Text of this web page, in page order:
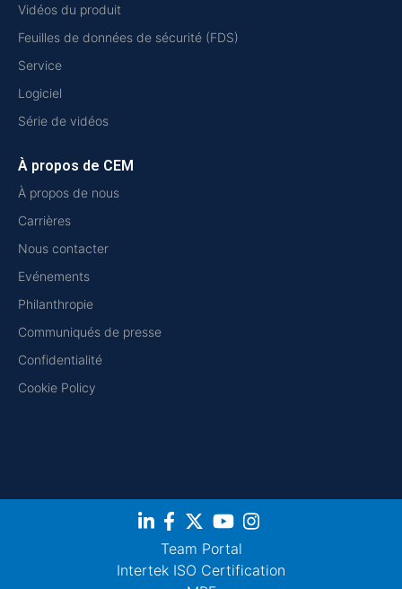
Vidéos du produit
Feuilles de données de sécurité (FDS)
Service
Logiciel
Série de vidéos
À propos de CEM
À propos de nous
Carrières
Nous contacter
Evénements
Philanthropie
Communiqués de presse
Confidentialité
Cookie Policy
Team Portal
Intertek ISO Certification